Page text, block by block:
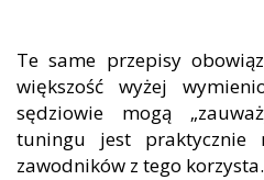
Te same przepisy
większość wyżej
sędziowie mogą
tuningu jest praktycznie
zawodników z tego korzysta.